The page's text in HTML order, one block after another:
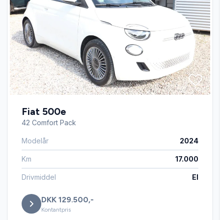
DAB radio
Dual zone klimaanlæg
El-klapbare sidespejle
El-ruder x4
Elektrisk bagagerum
Elektrisk parkeringsbremse
Fartpilot
Fiat 500e
42 Comfort Pack
Modelår 2024
Km 17.000
Drivmiddel El
DKK 129.500,-
Kontantpris